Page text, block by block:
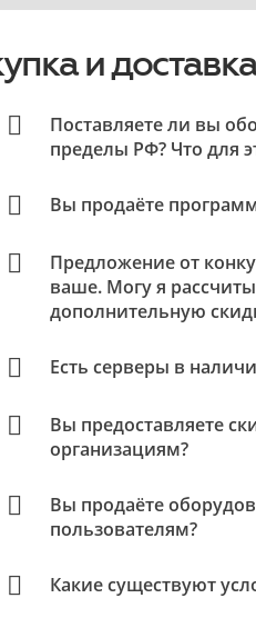
и
Поставляете ли вы
пределы РФ? Что для
Вы продаёте
Предложение от
ваше. Могу я
дополнительную
Есть серверы в
Вы предоставляете
организациям?
Вы продаёте
пользователям?
Какие существуют